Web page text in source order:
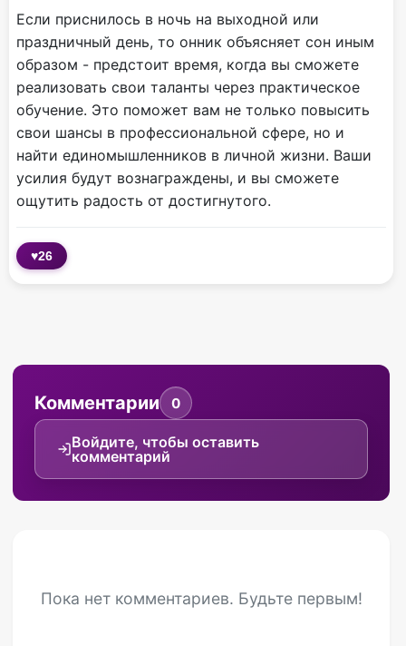
Если приснилось в ночь на выходной или
праздничный день, то онник объясняет сон иным
образом - предстоит время, когда вы сможете
реализовать свои таланты через практическое
обучение. Это поможет вам не только повысить
свои шансы в профессиональной сфере, но и
найти единомышленников в личной жизни. Ваши
усилия будут вознаграждены, и вы сможете
ощутить радость от достигнутого.
♥26
Комментарии 0
Войдите, чтобы оставить
комментарий
Пока нет комментариев. Будьте первым!